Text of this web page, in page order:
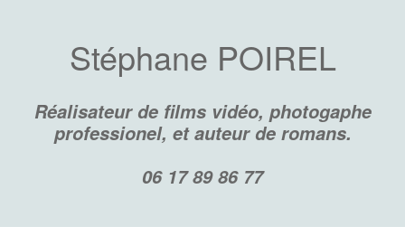
Stéphane POIREL
Réalisateur de films vidéo, photogaphe
professionel, et auteur de romans.
06 17 89 86 77